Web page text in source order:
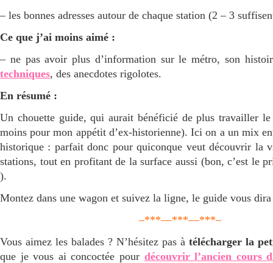
– les bonnes adresses autour de chaque station (2 – 3
Ce que j’ai moins aimé :
– ne pas avoir plus d’information sur le métro, son
techniques, des anecdotes rigolotes.
En résumé :
Un chouette guide, qui aurait bénéficié de plus travailler
moins pour mon appétit d’ex-historienne). Ici on a un mix
historique : parfait donc pour quiconque veut découvrir la
stations, tout en profitant de la surface aussi (bon, c’est le
).
Montez dans une wagon et suivez la ligne, le guide vous
–***—***—***–
Vous aimez les balades ? N’hésitez pas à télécharger la
que je vous ai concoctée pour découvrir l’ancien cours